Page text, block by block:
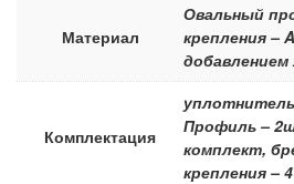
Материал
Овальный
крепления –
Комплектация
Профиль –
комплект,
крепления –